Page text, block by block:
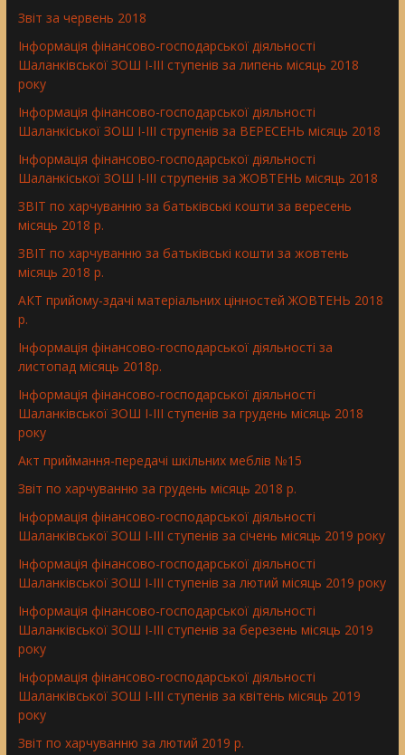
Звіт за червень 2018
Інформація фінансово-господарської діяльності
Шаланківської ЗОШ І-ІІІ ступенів за липень місяць 2018
року
Інформація фінансово-господарської діяльності
Шаланкіської ЗОШ І-ІІІ струпенів за ВЕРЕСЕНЬ місяць 2018
Інформація фінансово-господарської діяльності
Шаланкіської ЗОШ І-ІІІ струпенів за ЖОВТЕНЬ місяць 2018
ЗВІТ по харчуванню за батьківські кошти за вересень
місяць 2018 р.
ЗВІТ по харчуванню за батьківські кошти за жовтень
місяць 2018 р.
АКТ прийому-здачі матеріальних цінностей ЖОВТЕНЬ 2018
р.
Інформація фінансово-господарської діяльності за
листопад місяць 2018р.
Інформація фінансово-господарської діяльності
Шаланківської ЗОШ І-ІІІ ступенів за грудень місяць 2018
року
Aкт приймання-передачі шкільних меблів №15
Звіт по харчуванню за грудень місяць 2018 р.
Інформація фінансово-господарської діяльності
Шаланківської ЗОШ І-ІІІ ступенів за січень місяць 2019 року
Інформація фінансово-господарської діяльності
Шаланківської ЗОШ І-ІІІ ступенів за лютий місяць 2019 року
Інформація фінансово-господарської діяльності
Шаланківської ЗОШ І-ІІІ ступенів за березень місяць 2019
року
Інформація фінансово-господарської діяльності
Шаланківської ЗОШ І-ІІІ ступенів за квітень місяць 2019
року
Звіт по харчуванню за лютий 2019 р.